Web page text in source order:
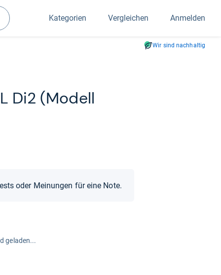
Suchen
Kategorien Vergleichen Anmelden
Wir sind nachhaltig
Di2 (Modell
oder Meinungen für eine Note.
geladen...